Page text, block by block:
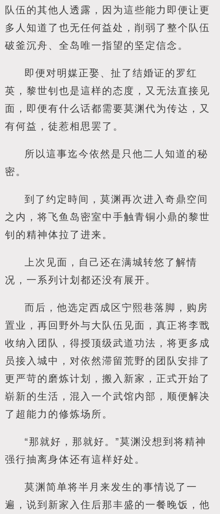
队伍的其他人透露，因为這些能力即便让更
多人知道了也无任何益处，削弱了整个队伍
破釜沉舟、全岛唯一指望的坚定信念。
即便对明媒正娶、扯了结婚证的罗红
英，黎世钊也是這样的态度，又无法直接见
面，即便有什么话都需要莫渊代为传达，又
有何益，徒惹相思罢了。
所以這事迄今依然是只他二人知道的秘
密。
到了约定時间，莫渊再次进入奇鼎空间
之内，将飞鱼岛密室中手触青铜小鼎的黎世
钊的精神体拉了进来。
上次见面，自己还在满城转悠了解情
况，一系列计划都还没有展开。
而后，他选定西成区宁熙巷落脚，购房
置业，再回野外与大队伍见面，真正将李戬
收纳入团队，得授顶级武道功法，将更多成
员接入城中，对依然滞留荒野的团队安排了
更严苛的磨炼计划，搬入新家，正式开始了
崭新的生活，混入一个武馆内部，顺便解决
了超能力的修炼场所。
“那就好，那就好。”莫渊没想到将精神
强行抽离身体还有這样好处。
莫渊简单将半月来发生的事情说了一
遍，说到新家入住后那丰盛的一餐晚饭，他